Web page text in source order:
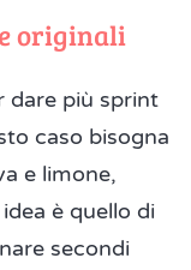
originali
dare più sprint
caso bisogna
e limone,
è quello di
secondi